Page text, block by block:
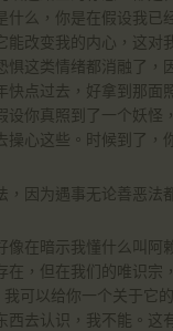
什么，你是在假设我
能改变我的内心，这
惧这类情绪都消融了
快点过去，好拿到那
设你真照到了一个妖
心这些。时候到了，
因为遇事无论善恶法
像在暗示我懂什么叫
，但在我们的唯识宗
我可以给你一个关于它
西去认识，我不能。